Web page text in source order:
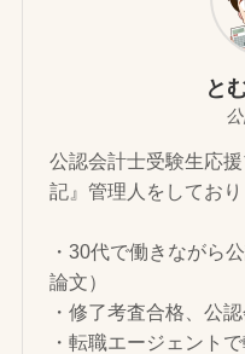
と
公認会計士受験生応
記』管理人をしており
・30代で働きながら
論文）
・修了考査合格、公
・転職エージェント